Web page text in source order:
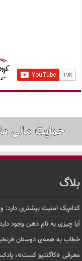
بلاگ
کدام‌یک امنیت بیشتری دارد:
آیا چیزی به نام ذهن وجود
خطاب به همه‌ی دوستان
معرفی «کاگنتیو کست»،